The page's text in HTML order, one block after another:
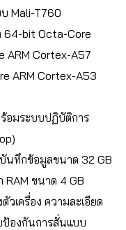
Mali-T760
64-bit Octa-Core
ARM Cortex-A57
ARM Cortex-A53
อมระบบปฏิบัติการ
นทึกข้อมูลขนาด 32 GB
ขนาด 4 GB
เครื่อง ความละเอียด
ป้องกันการสั่นแบบ